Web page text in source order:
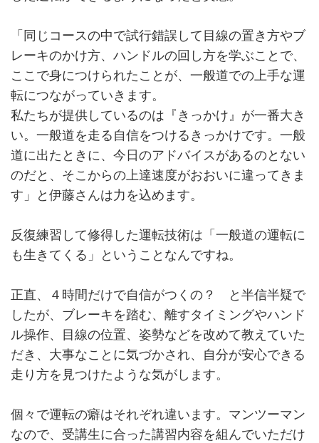
「同じコースの中で試行錯誤して目線の置き方やブ
レーキのかけ方、ハンドルの回し方を学ぶことで、
ここで身につけられたことが、一般道での上手な運
転につながっていきます。
私たちが提供しているのは『きっかけ』が一番大き
い。一般道を走る自信をつけるきっかけです。一般
道に出たときに、今日のアドバイスがあるのとない
のだと、そこからの上達速度がおおいに違ってきま
す」と伊藤さんは力を込めます。
反復練習して修得した運転技術は「一般道の運転に
も生きてくる」ということなんですね。
正直、４時間だけで自信がつくの？ と半信半疑で
したが、ブレーキを踏む、離すタイミングやハンド
ル操作、目線の位置、姿勢などを改めて教えていた
だき、大事なことに気づかされ、自分が安心できる
走り方を見つけたような気がします。
個々で運転の癖はそれぞれ違います。マンツーマン
なので、受講生に合った講習内容を組んでいただけ